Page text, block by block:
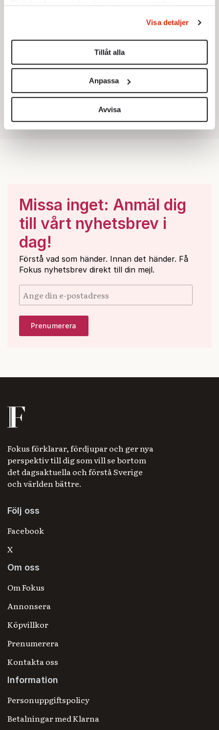
Du kan ändra eller dra tillbaka ditt samtycke när som
helst från cookie-förklaringen.
Vi använder enhetsidentifierare för att anpassa innehållet
för sociala medier och analysera vår trafik. Vi
vidarebefordrar även sådana identifierare och annan
information från din enhet till de sociala medier och
annons- och analysföretag som vi samarbetar med.
Dessa kan i sin tur kombinera informationen med annan
Visa detaljer
Tillåt alla
Anpassa
Avvisa
Missa inget: Anmäl dig
till vårt nyhetsbrev i
dag!
Förstå vad som händer. Innan det händer. Få
Fokus nyhetsbrev direkt till din mejl.
Fokus förklarar, fördjupar och ger nya
perspektiv till dig som vill se bortom
det dagsaktuella och förstå Sverige
och världen bättre.
Följ oss
Facebook
X
Om oss
Om Fokus
Annonsera
Köpvillkor
Prenumerera
Kontakta oss
Information
Personuppgiftspolicy
Betalningar med Klarna